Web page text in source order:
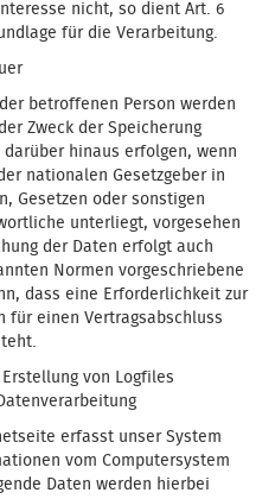
nicht, so dient Art. 6
für die Verarbeitung.
betroffenen Person werden
Zweck der Speicherung
hinaus erfolgen, wenn
nationalen Gesetzgeber in
Gesetzen oder sonstigen
unterliegt, vorgesehen
der Daten erfolgt auch
Normen vorgeschriebene
dass eine Erforderlichkeit zur
für einen Vertragsabschluss
von Logfiles
erfasst unser System
vom Computersystem
Daten werden hierbei